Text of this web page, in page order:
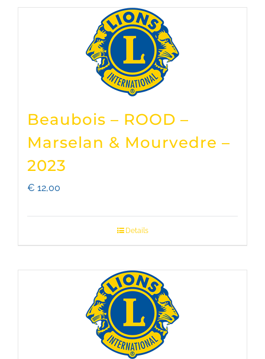
Beaubois – ROOD –
Marselan & Mourvedre –
2023
€ 12,00
Details